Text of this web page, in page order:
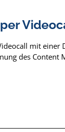
mit
des Content